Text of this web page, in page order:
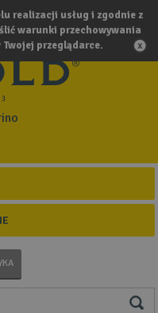
realizacji usług i zgodnie z
warunki przechowywania
przeglądarce.